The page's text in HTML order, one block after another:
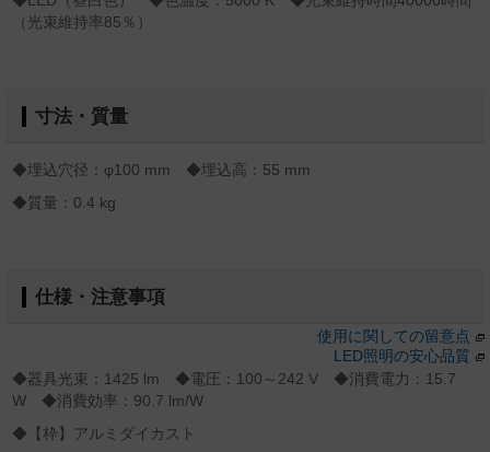
（光束維持率85％）
寸法・質量
◆埋込穴径：φ100 mm ◆埋込高：55 mm
◆質量：0.4 kg
仕様・注意事項
使用に関しての留意点
LED照明の安心品質
◆器具光束：1425 lm ◆電圧：100～242 V ◆消費電力：15.7
W ◆消費効率：90.7 lm/W
◆【枠】アルミダイカスト